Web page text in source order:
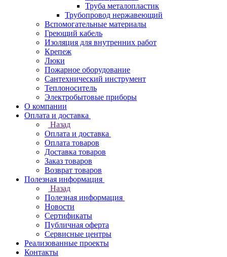
Труба металопластик
Трубопровод нержавеющий
Вспомогательные материалы
Греющий кабель
Изоляция для внутренних работ
Крепеж
Люки
Пожарное оборудование
Сантехнический инструмент
Теплоноситель
Электробытовые приборы
О компании
Оплата и доставка
Назад
Оплата и доставка
Оплата товаров
Доставка товаров
Заказ товаров
Возврат товаров
Полезная информация
Назад
Полезная информация
Новости
Сертификаты
Публичная оферта
Сервисные центры
Реализованные проекты
Контакты